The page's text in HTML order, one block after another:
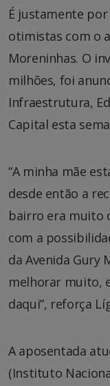
É justamente
otimistas com o
Moreninhas. O
milhões, foi
Infraestrutura,
Capital esta
“A minha mãe
desde então a
bairro era muito
com a
da Avenida Gury
melhorar muito,
daqui”, reforça
A aposentada
(Instituto